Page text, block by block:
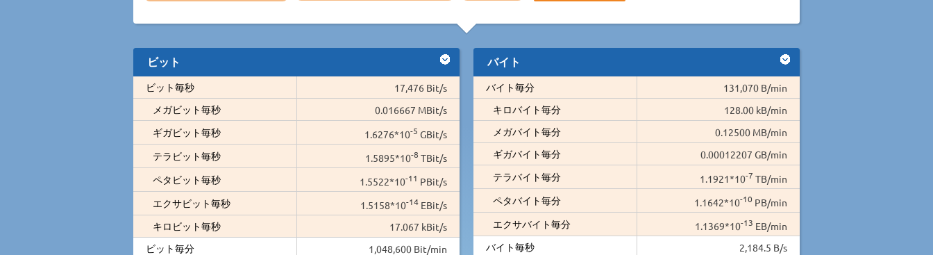
ビット
ビット毎秒
17,476 Bit/s
メガビット毎秒
0.016667 MBit/s
ギガビット毎秒
1.6276*10-5 GBit/s
テラビット毎秒
1.5895*10-8 TBit/s
ペタビット毎秒
1.5522*10-11 PBit/s
エクサビット毎秒
1.5158*10-14 EBit/s
キロビット毎秒
17.067 kBit/s
ビット毎分
1,048,600 Bit/min
バイト
バイト毎分
131,070 B/min
キロバイト毎分
128.00 kB/min
メガバイト毎分
0.12500 MB/min
ギガバイト毎分
0.00012207 GB/min
テラバイト毎分
1.1921*10-7 TB/min
ペタバイト毎分
1.1642*10-10 PB/min
エクサバイト毎分
1.1369*10-13 EB/min
バイト毎秒
2,184.5 B/s